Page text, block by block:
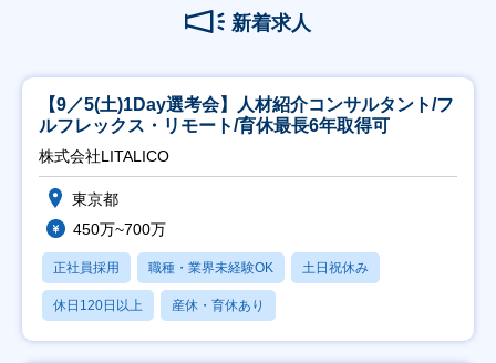
新着求人
【9／5(土)1Day選考会】人材紹介コンサルタント/フ
ルフレックス・リモート/育休最長6年取得可
株式会社LITALICO
東京都
450万~700万
正社員採用 職種・業界未経験OK 土日祝休み
休日120日以上 産休・育休あり